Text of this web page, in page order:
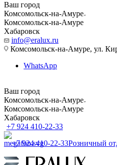
Ваш город
Комсомольск-на-Амуре
Комсомольск-на-Амуре
Хабаровск
info@eralux.ru
Комсомольск-на-Амуре, ул.
WhatsApp
Ваш город
Комсомольск-на-Амуре
Комсомольск-на-Амуре
Хабаровск
+7 924 410-22-33
+7 924 410-22-33Розничный